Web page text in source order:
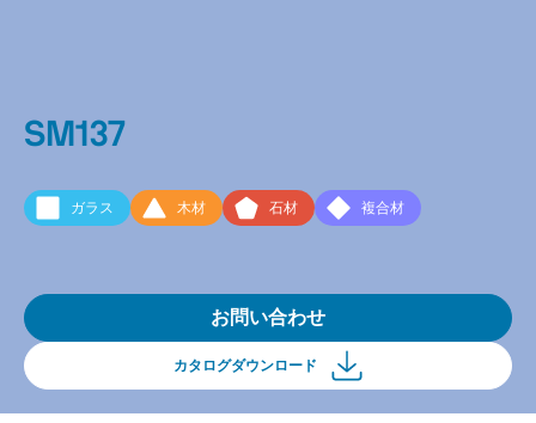
SM137
ガラス 木材 石材 複合材
お問い合わせ
カタログダウンロード